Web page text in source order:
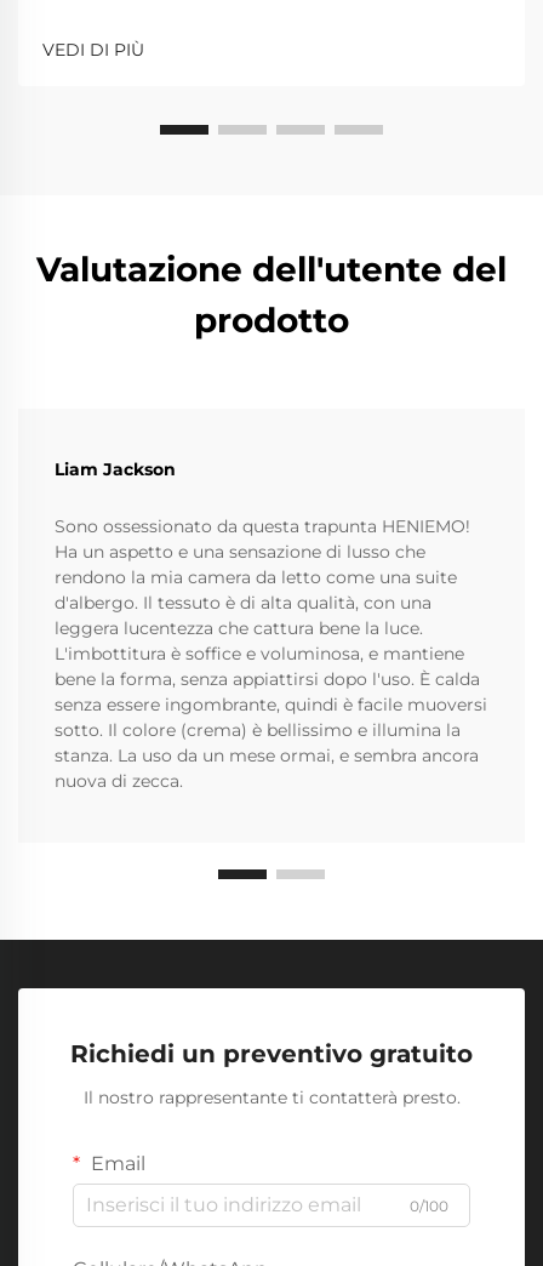
VEDI DI PIÙ
Valutazione dell'utente del
prodotto
Liam Jackson
Sono ossessionato da questa trapunta HENIEMO!
Ha un aspetto e una sensazione di lusso che
rendono la mia camera da letto come una suite
d'albergo. Il tessuto è di alta qualità, con una
leggera lucentezza che cattura bene la luce.
L'imbottitura è soffice e voluminosa, e mantiene
bene la forma, senza appiattirsi dopo l'uso. È calda
senza essere ingombrante, quindi è facile muoversi
sotto. Il colore (crema) è bellissimo e illumina la
stanza. La uso da un mese ormai, e sembra ancora
nuova di zecca.
Richiedi un preventivo gratuito
Il nostro rappresentante ti contatterà presto.
Email
0/100